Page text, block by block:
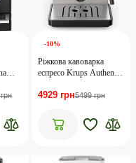
-10%
Ріжкова кавоварка
еспресо Krups Authentic
4929 грн5499 грн